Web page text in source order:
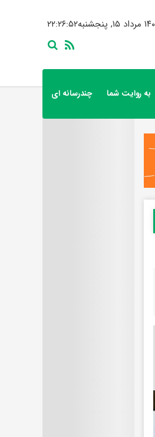
۲۲:۲۶:۵۴ پنجشنبه
به روایت شما چندرسانه ای